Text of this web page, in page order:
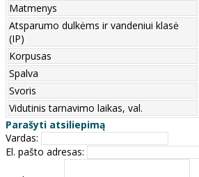
Matmenys
Atsparumo dulkėms ir vandeniui klasė
(IP)
Korpusas
Spalva
Svoris
Vidutinis tarnavimo laikas, val.
Parašyti atsiliepimą
Vardas:
El. pašto adresas: